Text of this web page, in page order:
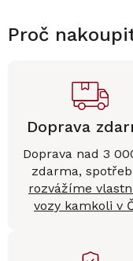
Proč
Doprava
Doprava nad 3
zdarma,
rozvážíme
vozy kamkoli v